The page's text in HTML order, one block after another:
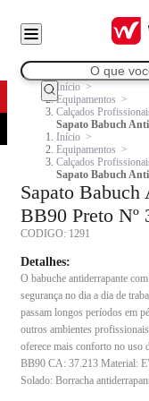
Início
Equipamentos
Calçados
Início
Equipamentos
Calçados
Sapato
BB90 Preto Nº
CODIGO: 1291
Detalhes:
O babuche antiderrapante
segurança no dia a dia de
passam longos períodos em
outros ambientes
oferece mais conforto no uso
BB90 CA: 37.213 Material:
Solado: Borracha